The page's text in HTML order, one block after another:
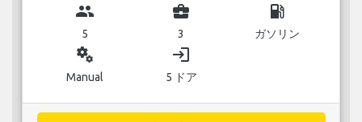
group
5
business_center
3
local_gas_station
ガソリン
miscellaneous_services
Manual
login
5 ドア